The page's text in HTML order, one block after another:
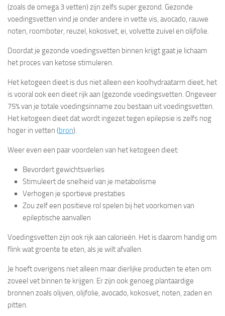
(zoals de omega 3 vetten) zijn zelfs super gezond. Gezonde
voedingsvetten vind je onder andere in vette vis, avocado, rauwe
noten, roomboter, reuzel, kokosvet, ei, volvette zuivel en olijfolie.
Doordat je gezonde voedingsvetten binnen krijgt gaat je lichaam
het proces van ketose stimuleren.
Het ketogeen dieet is dus niet alleen een koolhydraatarm dieet, het
is vooral ook een dieet rijk aan (gezonde voedingsvetten. Ongeveer
75% van je totale voedingsinname zou bestaan uit voedingsvetten.
Het ketogeen dieet dat wordt ingezet tegen epilepsie is zelfs nog
hoger in vetten (bron).
Weer even een paar voordelen van het ketogeen dieet:
Bevordert gewichtsverlies
Stimuleert de snelheid van je metabolisme
Verhogen je sportieve prestaties
Zou zelf een positieve rol spelen bij het voorkomen van
epileptische aanvallen
Voedingsvetten zijn ook rijk aan calorieën. Het is daarom handig om
flink wat groente te eten, als je wilt afvallen.
Je hoeft overigens niet alleen maar dierlijke producten te eten om
zoveel vet binnen te krijgen. Er zijn ook genoeg plantaardige
bronnen zoals olijven, olijfolie, avocado, kokosvet, noten, zaden en
pitten.